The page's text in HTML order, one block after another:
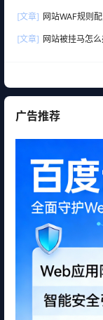
[文章] 网站WAF规则
[文章] 网站被挂马怎
广告推荐